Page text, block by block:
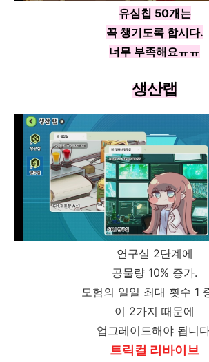
유심칩 50개는
꼭 챙기도록 합시다.
너무 부족해요ㅠㅠ
생산랩
연구실 2단계에
공물량 10% 증가.
모험의 일일 최대 횟수 1
이 2가지 때문에
업그레이드해야 됩니
트릭컬 리바이브